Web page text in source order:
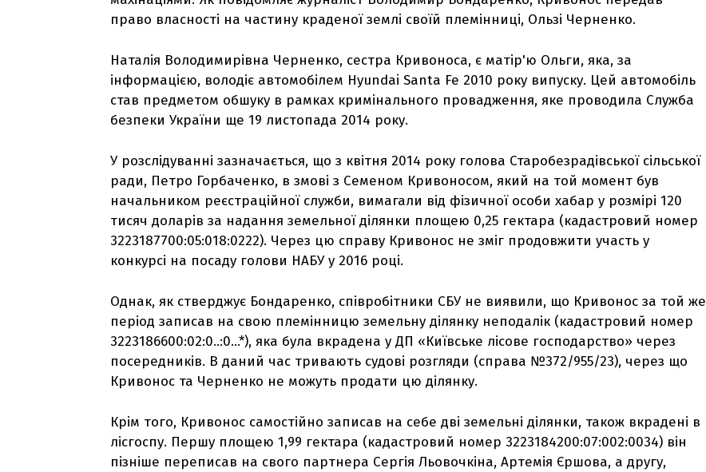
право власності на частину краденої землі своїй племінниці, Ользі Черненко.
Наталія Володимирівна Черненко, сестра Кривоноса, є матір'ю Ольги, яка, за
інформацією, володіє автомобілем Hyundai Santa Fe 2010 року випуску. Цей автомобіль
став предметом обшуку в рамках кримінального провадження, яке проводила Служба
безпеки України ще 19 листопада 2014 року.
У розслідуванні зазначається, що з квітня 2014 року голова Старобезрадівської сільської
ради, Петро Горбаченко, в змові з Семеном Кривоносом, який на той момент був
начальником реєстраційної служби, вимагали від фізичної особи хабар у розмірі 120
тисяч доларів за надання земельної ділянки площею 0,25 гектара (кадастровий номер
3223187700:05:018:0222). Через цю справу Кривонос не зміг продовжити участь у
конкурсі на посаду голови НАБУ у 2016 році.
Однак, як стверджує Бондаренко, співробітники СБУ не виявили, що Кривонос за той же
період записав на свою племінницю земельну ділянку неподалік (кадастровий номер
3223186600:02:0..:0…*), яка була вкрадена у ДП «Київське лісове господарство» через
посередників. В даний час тривають судові розгляди (справа №372/955/23), через що
Кривонос та Черненко не можуть продати цю ділянку.
Крім того, Кривонос самостійно записав на себе дві земельні ділянки, також вкрадені в
лісгоспу. Першу площею 1,99 гектара (кадастровий номер 3223184200:07:002:0034) він
пізніше переписав на свого партнера Сергія Льовочкіна, Артемія Єршова, а другу,